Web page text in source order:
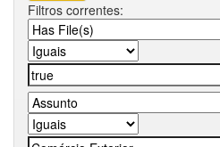
Filtros correntes: